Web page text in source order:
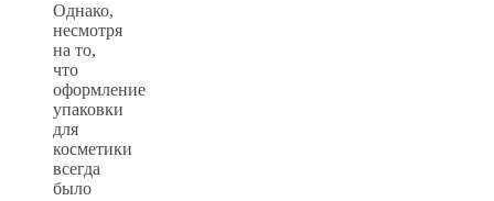
Однако,
несмотря
на то,
что
оформление
упаковки
для
косметики
всегда
было